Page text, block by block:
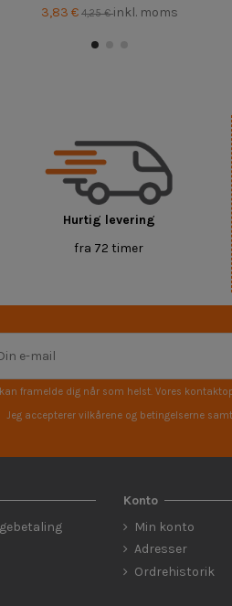
3,83 € 4,25 €inkl. moms
Hurtig levering
fra 72 timer
framelde dig når som helst. Vores
Jeg accepterer vilkårene og betingelserne
Konto
Min konto
Adresser
Ordrehistorik